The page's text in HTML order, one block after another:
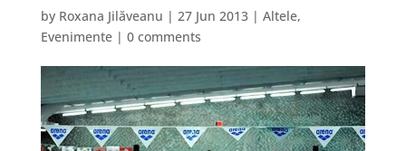
by Roxana Jilăveanu | 27 Jun 2013| Altele,
Evenimente| 0 comments